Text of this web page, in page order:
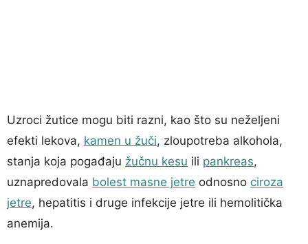
Uzroci žutice mogu biti razni, kao što su neželjeni
efekti lekova, kamen u žuči, zloupotreba alkohola,
stanja koja pogađaju žučnu kesu ili pankreas,
uznapredovala bolest masne jetre odnosno ciroza
jetre, hepatitis i druge infekcije jetre ili hemolitička
anemija.